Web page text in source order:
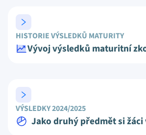
HISTORIE VÝSLEDKŮ MATURITY
Vývoj výsledků maturitní
VÝSLEDKY 2024/2025
Jako druhý předmět si